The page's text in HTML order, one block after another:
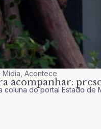
Mídia Acontece
acompanhar:
coluna do portal Estado de